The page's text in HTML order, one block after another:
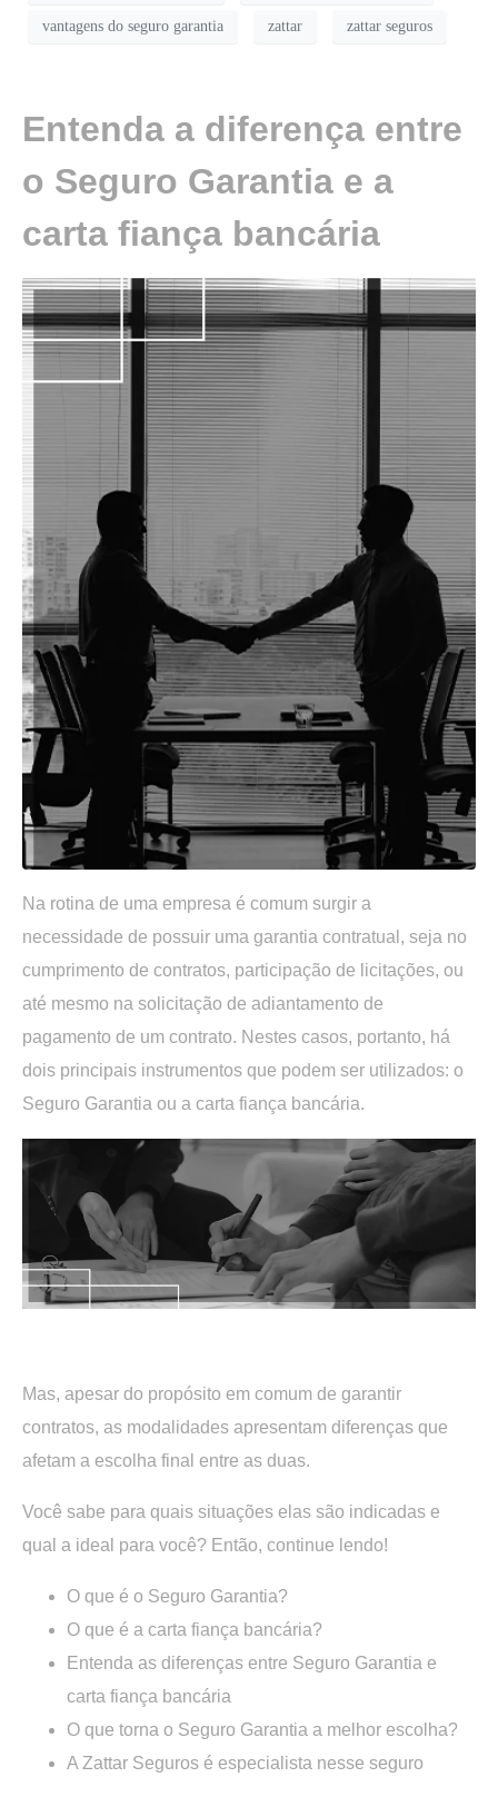
vantagens do seguro garantia zattar zattar seguros
Entenda a diferença entre
o Seguro Garantia e a
carta fiança bancária
Na rotina de uma empresa é comum surgir a
necessidade de possuir uma garantia contratual, seja no
cumprimento de contratos, participação de licitações, ou
até mesmo na solicitação de adiantamento de
pagamento de um contrato. Nestes casos, portanto, há
dois principais instrumentos que podem ser utilizados: o
Seguro Garantia ou a carta fiança bancária.
Mas, apesar do propósito em comum de garantir
contratos, as modalidades apresentam diferenças que
afetam a escolha final entre as duas.
Você sabe para quais situações elas são indicadas e
qual a ideal para você? Então, continue lendo!
O que é o Seguro Garantia?
O que é a carta fiança bancária?
Entenda as diferenças entre Seguro Garantia e
carta fiança bancária
O que torna o Seguro Garantia a melhor escolha?
A Zattar Seguros é especialista nesse seguro